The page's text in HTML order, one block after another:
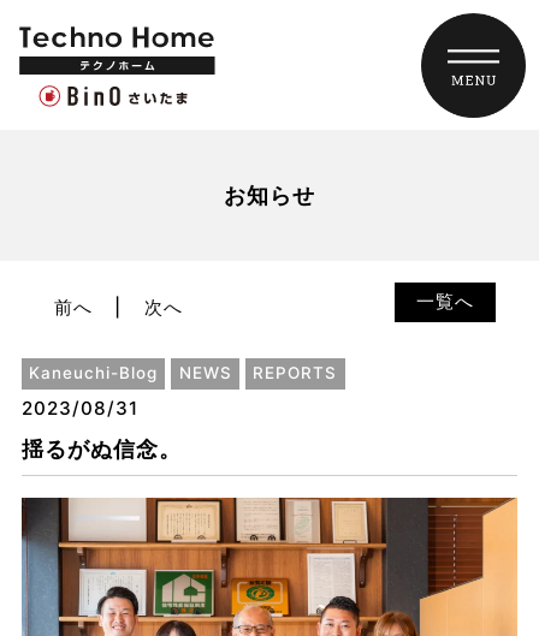
お知らせ
一覧へ
前へ 次へ
Kaneuchi-Blog NEWS REPORTS
2023/08/31
揺るがぬ信念。